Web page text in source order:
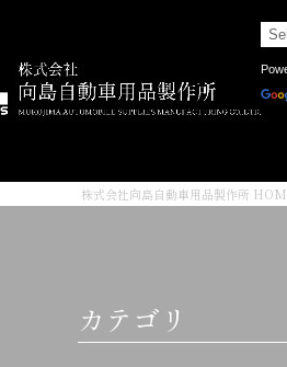
株式会社向島自動車用品製作所
カテゴリ